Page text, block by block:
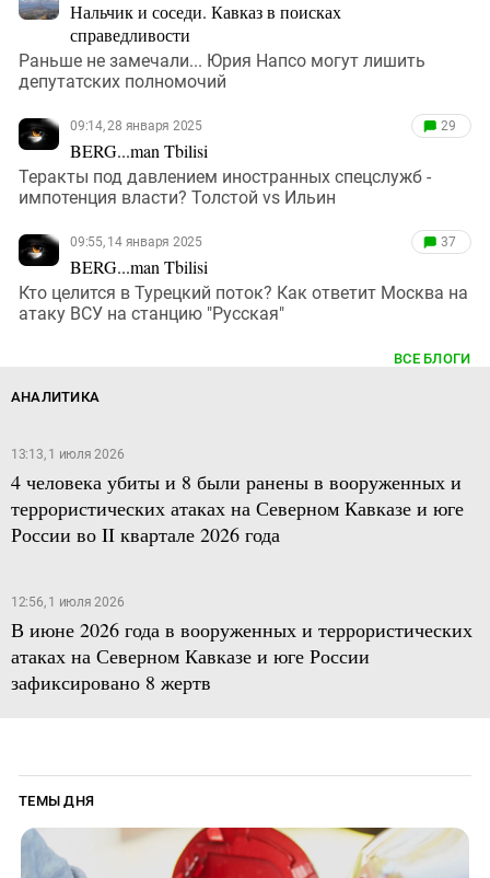
Нальчик и соседи. Кавказ в поисках
справедливости
Раньше не замечали... Юрия Напсо могут лишить
депутатских полномочий
09:14, 28 января 2025
BERG...man Tbilisi
29
Теракты под давлением иностранных спецслужб -
импотенция власти? Толстой vs Ильин
09:55, 14 января 2025
BERG...man Tbilisi
37
Кто целится в Турецкий поток? Как ответит Москва на
атаку ВСУ на станцию "Русская"
ВСЕ БЛОГИ
АНАЛИТИКА
13:13, 1 июля 2026
4 человека убиты и 8 были ранены в вооруженных и
террористических атаках на Северном Кавказе и юге
России во II квартале 2026 года
12:56, 1 июля 2026
В июне 2026 года в вооруженных и террористических
атаках на Северном Кавказе и юге России
зафиксировано 8 жертв
ТЕМЫ ДНЯ